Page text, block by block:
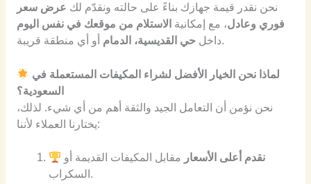
نحن نقدر قيمة جهازك بناءً على حالته ونقدّم لك عرض سعر
فوري وعادل، مع إمكانية الاستلام من موقعك في نفس اليوم
داخلحي القديسية، الدمام أو أي منطقة قريبة.
السعودية؟
نحن نؤمن أن التعامل الجيد والثقة أهم من أي شيء. لذلك،
يختارنا العملاء لأننا:
نقدم أعلى الأسعار مقابل المكيفات القديمة أو
السكراب.